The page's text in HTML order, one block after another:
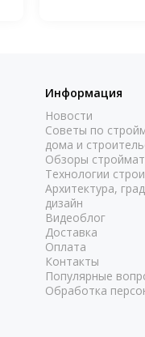
Информация
Новости
Советы по
дома и
Обзоры
Технологии
Архитектура,
дизайн
Видеоблог
Доставка
Оплата
Контакты
Популярные
Обработка